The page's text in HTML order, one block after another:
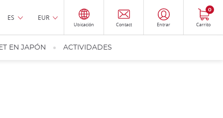
ES EUR
Ubicación Contact Entrar Carrito
0
EN JAPÓN ACTIVIDADES